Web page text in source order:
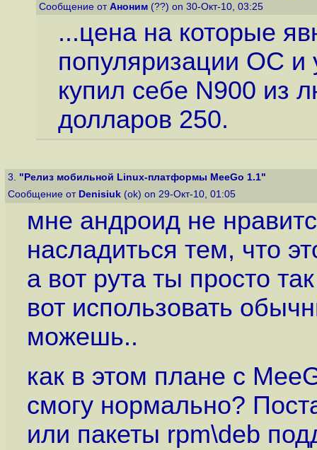
Сообщение от Аноним (??) on 30-Окт-10, 03:25
...цена на которые
популяризации ОС и
купил себе N900 из
долларов 250.
3. "Релиз мобильной Linux-платформы MeeGo 1.1"
Сообщение от Denisiuk (ok) on 29-Окт-10, 01:05
мне андроид не
насладиться тем, что
а вот рута ты просто
вот использовать
можешь..
как в этом плане с
смогу нормально?
или пакеты rpm\deb